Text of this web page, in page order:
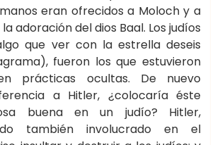
eran ofrecidos a Moloch y a
adoración del dios Baal. Los judíos
que ver con la estrella deseis
fueron los que estuvieron
prácticas ocultas. De nuevo
a Hitler, ¿colocaría éste
buena en un judío? Hitler,
también involucrado en el